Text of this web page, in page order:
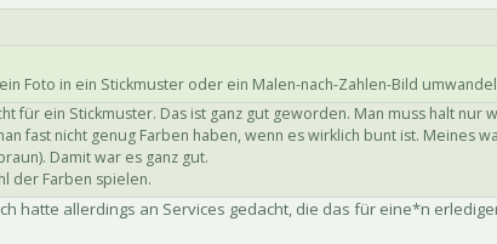
Foto in ein Stickmuster oder ein Malen-nach-Zahlen-Bild
für ein Stickmuster. Das ist ganz gut geworden. Man muss halt nur
fast nicht genug Farben haben, wenn es wirklich bunt ist. Meines
Damit war es ganz gut.
der Farben spielen.
hatte allerdings an Services gedacht, die das für eine*n